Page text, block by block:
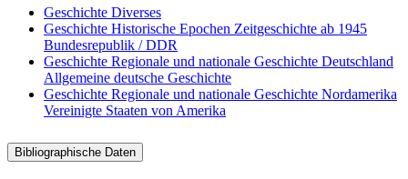
Geschichte Diverses
Geschichte Historische Epochen Zeitgeschichte ab 1945
Bundesrepublik / DDR
Geschichte Regionale und nationale Geschichte Deutschland
Allgemeine deutsche Geschichte
Geschichte Regionale und nationale Geschichte Nordamerika
Vereinigte Staaten von Amerika
Bibliographische Daten